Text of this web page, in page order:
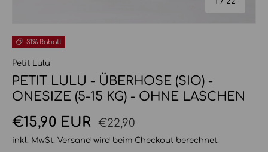
31% Rabatt
Petit Lulu
PETIT LULU - ÜBERHOSE (SIO) -
ONESIZE (5-15 KG) - OHNE LASCHEN
Verkaufspreis
€15,90 EUR Normaler Preis
€22,90
inkl. MwSt. Versand wird beim Checkout berechnet.